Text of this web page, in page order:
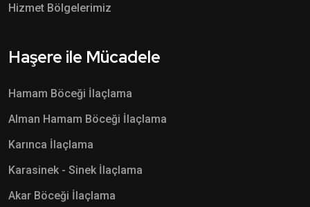
Hizmet Bölgelerimiz
Haşere ile Mücadele
Hamam Böceği İlaçlama
Alman Hamam Böceği İlaçlama
Karınca İlaçlama
Karasinek - Sinek İlaçlama
Akar Böceği İlaçlama